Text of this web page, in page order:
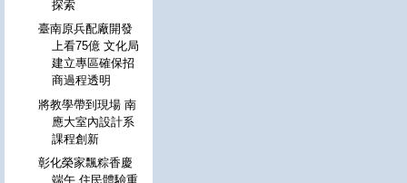
探索
臺南原兵配廠開發
上看75億 文化局
建立專區確保招
商過程透明
將教學帶到現場 南
應大室內設計系
課程創新
彰化榮家飄粽香慶
端午 住民體驗重